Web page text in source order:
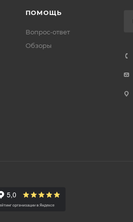
ПОМОЩЬ
Вопрос-ответ
Обзоры